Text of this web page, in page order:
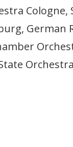
German